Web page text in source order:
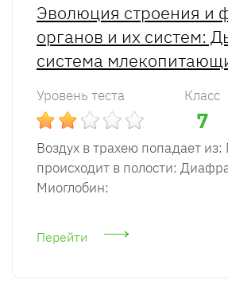
Эволюция строения и
органов и их систем:
система
Уровень теста Класс
7
Воздух в трахею попадает из:
происходит в полости:
Миоглобин:
Перейти